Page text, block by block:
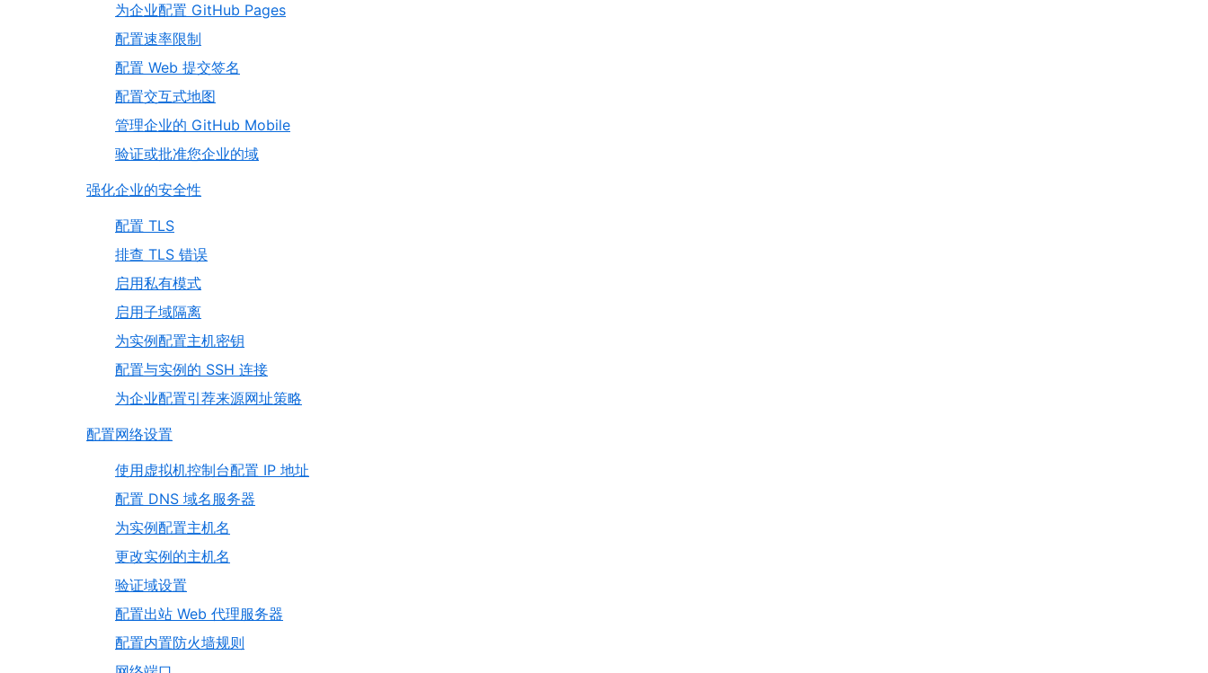
为企业配置 GitHub Pages
配置速率限制
配置 Web 提交签名
配置交互式地图
管理企业的 GitHub Mobile
验证或批准您企业的域
强化企业的安全性
配置 TLS
排查 TLS 错误
启用私有模式
启用子域隔离
为实例配置主机密钥
配置与实例的 SSH 连接
为企业配置引荐来源网址策略
配置网络设置
使用虚拟机控制台配置 IP 地址
配置 DNS 域名服务器
为实例配置主机名
更改实例的主机名
验证域设置
配置出站 Web 代理服务器
配置内置防火墙规则